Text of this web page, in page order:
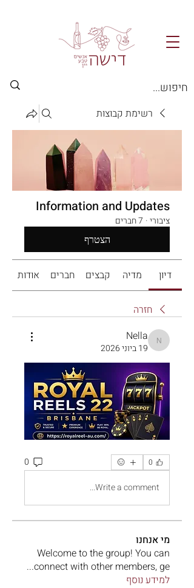
רשימת קבוצות
Information and Updates
ציבורי· 7 חברים
הצטרף
דיון מדיה קבצים חברים אודות
חזרה
Nella
Nella
19 ביוני 2026
0
0
Write a comment...
מי אנחנו
Welcome to the group! You can
connect with other members, ge
...
למידע נוסף